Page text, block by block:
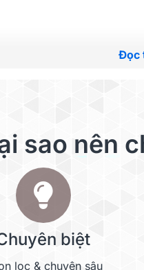
HDD dòng
suất đọc
trường nhiều
Đọc
sao nên
biệt
lọc & chuyên sâu